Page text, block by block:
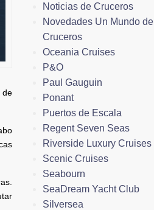
de
Noticias de Cruceros
Novedades Un Mundo de
Cruceros
Oceania Cruises
P&O
Paul Gauguin
Ponant
Puertos de Escala
Regent Seven Seas
Riverside Luxury Cruises
Scenic Cruises
Seabourn
SeaDream Yacht Club
Silversea